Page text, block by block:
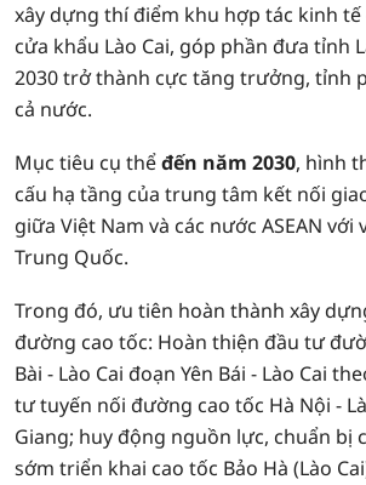
xây dựng thí điểm khu hợp tác kinh
cửa khẩu Lào Cai, góp phần đưa tỉnh
2030 trở thành cực tăng trưởng, tỉnh
cả nước.
Mục tiêu cụ thểđến năm 2030, hình
cấu hạ tầng của trung tâm kết nối
giữa Việt Nam và các nước ASEAN với
Trung Quốc.
Trong đó, ưu tiên hoàn thành xây
đường cao tốc: Hoàn thiện đầu tư
Bài - Lào Cai đoạn Yên Bái - Lào Cai
tư tuyến nối đường cao tốc Hà Nội -
Giang; huy động nguồn lực, chuẩn bị
sớm triển khai cao tốc Bảo Hà (Lào